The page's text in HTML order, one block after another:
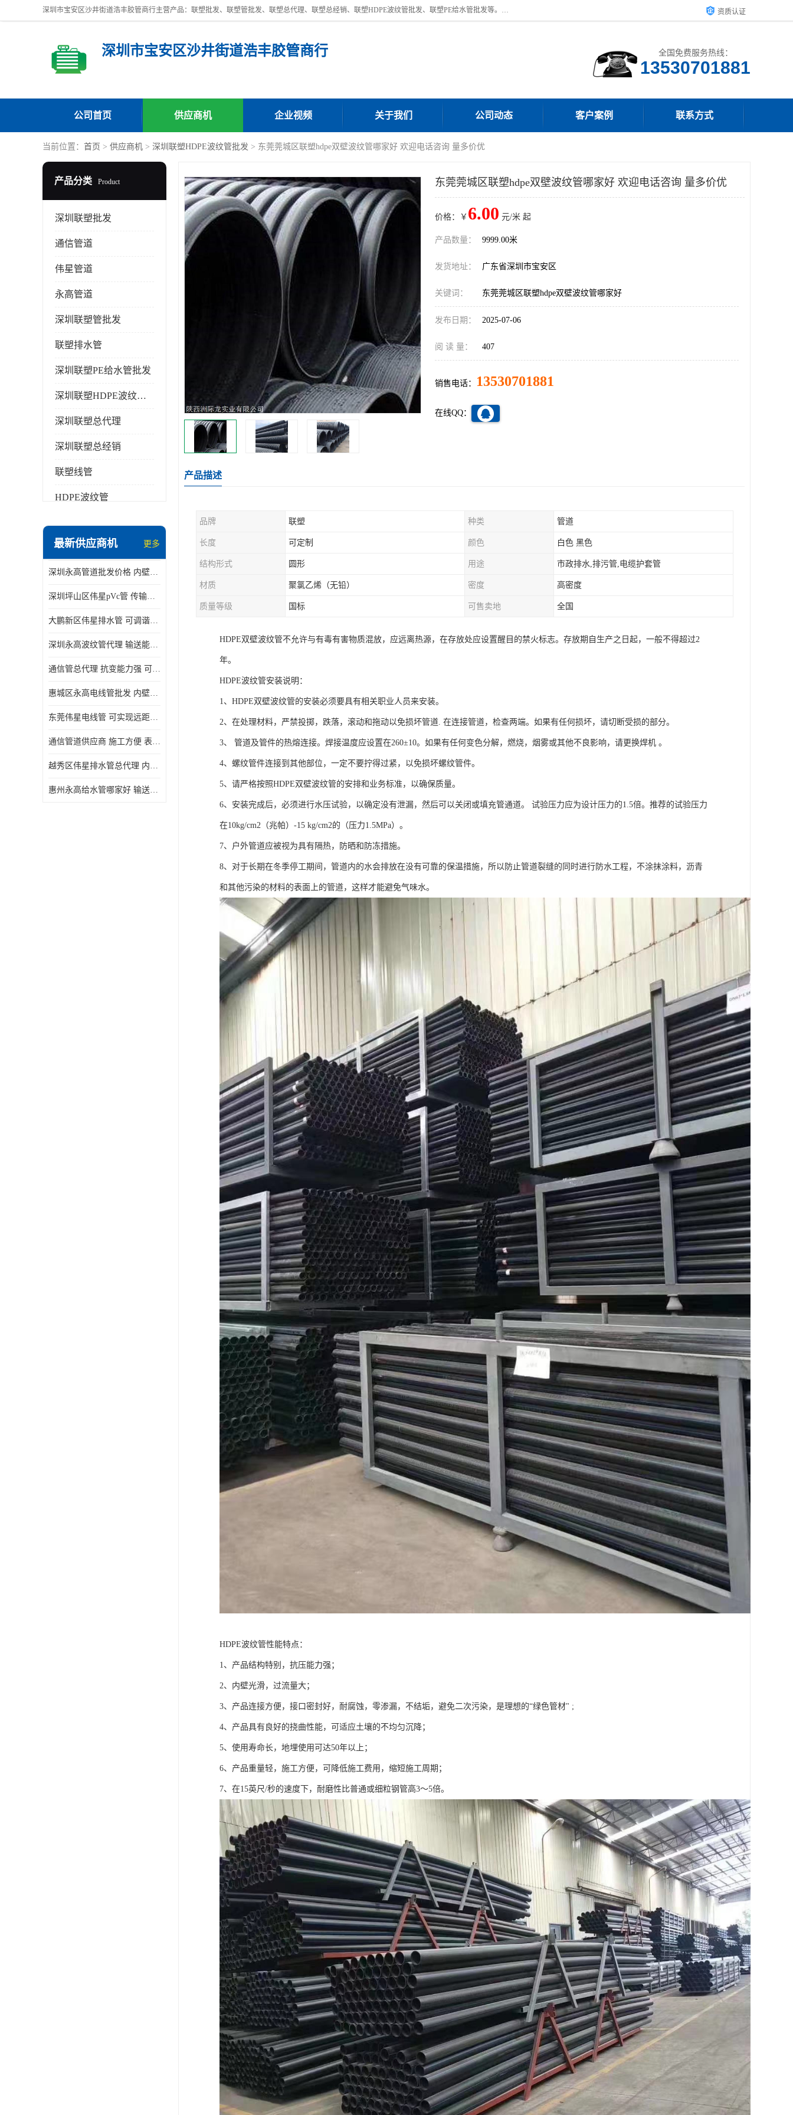
深圳市宝安区沙井街道浩丰胶管商行主营产品：联塑批发、联塑管批发、联塑总代理、联塑总经销、联塑HDPE波纹管批发、联塑PE给水管批发等。凭借服务以及多年的勤奋拼搏，发展成为一家销售各种管材管件，绝缘电工套管及配件等系列产品的贸易公司。公司秉承“顾客至上，锐意进取”的经营理念，坚持“客户至上”原则为广大客户提供的服务。欢迎惠顾！ 资质认证
深圳市宝安区沙井街道浩丰胶管商行 全国免费服务热线：
公司首页 供应商机 企业视频 关于我们 公司动态 客户案例 联系方式
当前位置： 首页 > 供应商机 > 深圳联塑HDPE波纹管批发 > 东莞莞城区联塑hdpe双壁波纹管哪家好 欢迎电话咨询 量多价优
产品分类 Product
深圳联塑批发
通信管道
伟星管道
永高管道
深圳联塑管批发
联塑排水管
深圳联塑PE给水管批发
深圳联塑HDPE波纹管批发
深圳联塑总代理
深圳联塑总经销
联塑线管
HDPE波纹管
最新供应商机 更多
深圳永高管道批发价格 内壁光滑 抗震性能好
深圳坪山区伟星pVc管 传输损耗小 频率稳定性好
大鹏新区伟星排水管 可调谐性好 大功率 效率高
深圳永高波纹管代理 输送能力强 可以承受高温
通信管总代理 抗变能力强 可耐强震 扭曲
惠城区永高电线管批发 内壁光滑 抗震性能好
东莞伟星电线管 可实现远距离通信 频率稳定性好
通信管道供应商 施工方便 表面电阻系数大
越秀区伟星排水管总代理 内部表面光滑 大功率 效率高
惠州永高给水管哪家好 输送能力强 方便施工和运输
东莞莞城区联塑hdpe双壁波纹管哪家好 欢迎电话咨询 量多价优
价格：￥ 6.00 元/米 起
产品数量： 9999.00米
发货地址： 广东省深圳市宝安区
关键词： 东莞莞城区联塑hdpe双壁波纹管哪家好
发布日期： 2025-07-06
阅 读 量： 407
销售电话： 13530701881
在线QQ：
产品描述
品牌 联塑 种类 管道
长度 可定制 颜色 白色 黑色
结构形式 圆形 用途 市政排水,排污管,电缆护套管
材质 聚氯乙烯（无铅） 密度 高密度
质量等级 国标 可售卖地 全国
HDPE双壁波纹管不允许与有毒有害物质混放，应远离热源，在存放处应设置醒目的禁火标志。存放期自生产之日起，一般不得超过2
年。
HDPE波纹管安装说明：
1、HDPE双壁波纹管的安装必须要具有相关职业人员来安装。
2、在处理材料，严禁投掷，跌落，滚动和拖动以免损坏管道. 在连接管道，检查两端。如果有任何损坏，请切断受损的部分。
3、 管道及管件的热熔连接。焊接温度应设置在260±10。如果有任何变色分解，燃烧，烟雾或其他不良影响，请更换焊机 。
4、螺纹管件连接到其他部位，一定不要拧得过紧，以免损坏螺纹管件。
5、请严格按照HDPE双壁波纹管的安排和业务标准，以确保质量。
6、安装完成后，必须进行水压试验，以确定没有泄漏，然后可以关闭或填充管通道。 试验压力应为设计压力的1.5倍。推荐的试验压力
在10kg/cm2（兆帕）-15 kg/cm2的（压力1.5MPa）。
7、户外管道应被视为具有隔热，防晒和防冻措施。
8、对于长期在冬季停工期间，管道内的水会排放在没有可靠的保温措施，所以防止管道裂缝的同时进行防水工程，不涂抹涂料，沥青
和其他污染的材料的表面上的管道，这样才能避免气味水。
HDPE波纹管性能特点：
1、产品结构特别，抗压能力强；
2、内壁光滑，过流量大；
3、产品连接方便，接口密封好，耐腐蚀，零渗漏，不结垢，避免二次污染，是理想的“绿色管材" ;
4、产品具有良好的挠曲性能，可适应土壤的不均匀沉降；
5、使用寿命长，地埋使用可达50年以上；
6、产品重量轻，施工方便，可降低施工费用，缩短施工周期；
7、在15英尺/秒的速度下，耐磨性比普通或细粒钢管高3～5倍。